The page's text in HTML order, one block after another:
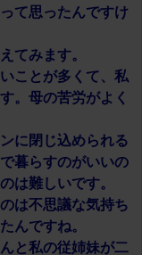
て思ったんですけ
てみます。
ことが多くて、私
。母の苦労がよく
に閉じ込められる
暮らすのがいいの
は難しいです。
は不思議な気持ち
んですね。
と私の従姉妹が二